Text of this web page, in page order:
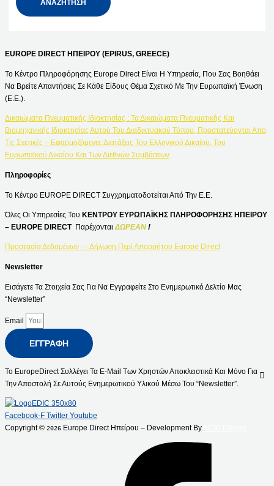
EUROPE DIRECT ΗΠΕΙΡΟΥ (EPIRUS, GREECE)
Το Κέντρο Πληροφόρησης Europe Direct Είναι Η Υπηρεσία, Που Σας Βοηθάει
Να Βρείτε Απαντήσεις Σε Κάθε Είδους Θέμα Σχετικό Με Την Ευρωπαϊκή Ένωση
(Ε.Ε.).
Δικαιώματα Πνευματικής Ιδιοκτησίας : Τα Δικαιώματα Πνευματικής Και
Βιομηχανικής Ιδιοκτησίας Αυτού Του Διαδικτυακού Τόπου, Προστατεύονται Από
Τις Σχετικές – Εφαρμοζόμενες Διατάξεις Του Ελληνικού Δικαίου, Του
Ευρωπαϊκού Δικαίου Και Των Διεθνών Συμβάσεων
Πληροφορίες
Το Κέντρο EUROPE DIRECT Συγχρηματοδοτείται Από Την Ε.Ε.
Όλες Οι Υπηρεσίες Του ΚΕΝΤΡΟΥ ΕΥΡΩΠΑΪΚΗΣ ΠΛΗΡΟΦΟΡΗΣΗΣ ΗΠΕΙΡΟΥ
– EUROPE DIRECT Παρέχονται ΔΩΡΕΑΝ !
Προστασία Δεδομένων — Δήλωση Περί Απορρήτου Europe Direct
Newsletter
Εισάγετε Τα Στοιχεία Σας Για Να Εγγραφείτε Στο Ενημερωτικό Δελτίο Μας
“Newsletter”
Email
ΕΓΓΡΑΦΉ
Το EuropeDirect Συλλέγει Τα E-Mail Των Χρηστών Αποκλειστικά Και Μόνο Για
Την Αποστολή Σε Αυτούς Ενημερωτικού Υλικού Μέσω Του “Newsletter”.
Facebook-F Twitter Youtube
Copyright © 2026 Europe Direct Ηπείρου – Development By